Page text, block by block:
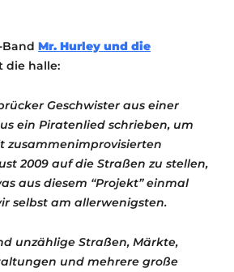
Mr. Hurley und die
die halle:
Geschwister aus einer
ein Piratenlied schrieben, um
zusammenimprovisierten
2009 auf die Straßen zu stellen,
aus diesem “Projekt” einmal
selbst am allerwenigsten.
unzählige Straßen, Märkte,
und mehrere große